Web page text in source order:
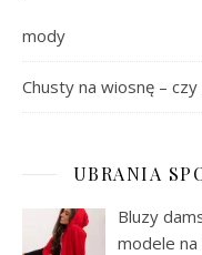
mody
Chusty na wiosnę –
UBRANIA
Bluzy
modele